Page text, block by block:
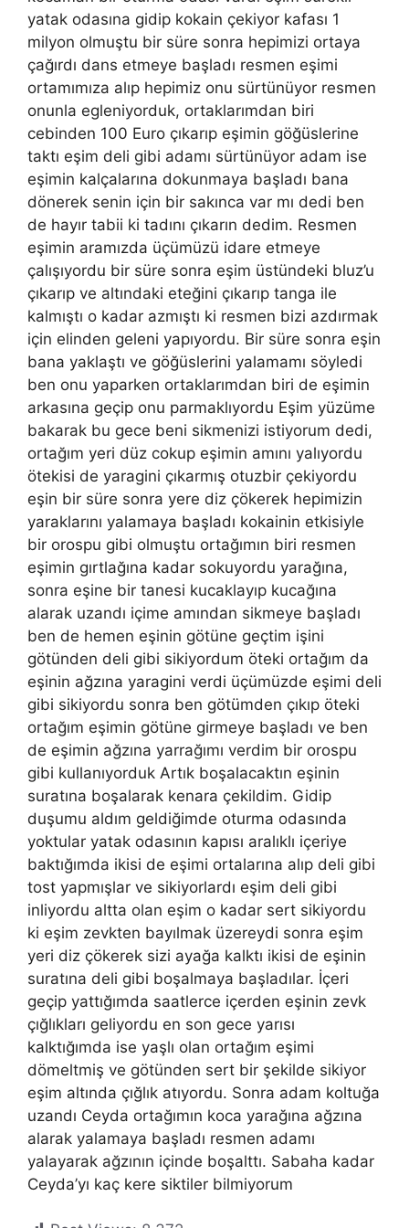
yatak odasına gidip kokain çekiyor kafası 1
milyon olmuştu bir süre sonra hepimizi ortaya
çağırdı dans etmeye başladı resmen eşimi
ortamımıza alıp hepimiz onu sürtünüyor resmen
onunla egleniyorduk, ortaklarımdan biri
cebinden 100 Euro çıkarıp eşimin göğüslerine
taktı eşim deli gibi adamı sürtünüyor adam ise
eşimin kalçalarına dokunmaya başladı bana
dönerek senin için bir sakınca var mı dedi ben
de hayır tabii ki tadını çıkarın dedim. Resmen
eşimin aramızda üçümüzü idare etmeye
çalışıyordu bir süre sonra eşim üstündeki bluz’u
çıkarıp ve altındaki eteğini çıkarıp tanga ile
kalmıştı o kadar azmıştı ki resmen bizi azdırmak
için elinden geleni yapıyordu. Bir süre sonra eşin
bana yaklaştı ve göğüslerini yalamamı söyledi
ben onu yaparken ortaklarımdan biri de eşimin
arkasına geçip onu parmaklıyordu Eşim yüzüme
bakarak bu gece beni sikmenizi istiyorum dedi,
ortağım yeri düz cokup eşimin amını yalıyordu
ötekisi de yaragini çıkarmış otuzbir çekiyordu
eşin bir süre sonra yere diz çökerek hepimizin
yaraklarını yalamaya başladı kokainin etkisiyle
bir orospu gibi olmuştu ortağımın biri resmen
eşimin gırtlağına kadar sokuyordu yarağına,
sonra eşine bir tanesi kucaklayıp kucağına
alarak uzandı içime amından sikmeye başladı
ben de hemen eşinin götüne geçtim işini
götünden deli gibi sikiyordum öteki ortağım da
eşinin ağzına yaragini verdi üçümüzde eşimi deli
gibi sikiyordu sonra ben götümden çıkıp öteki
ortağım eşimin götüne girmeye başladı ve ben
de eşimin ağzına yarrağımı verdim bir orospu
gibi kullanıyorduk Artık boşalacaktın eşinin
suratına boşalarak kenara çekildim. Gidip
duşumu aldım geldiğimde oturma odasında
yoktular yatak odasının kapısı aralıklı içeriye
baktığımda ikisi de eşimi ortalarına alıp deli gibi
tost yapmışlar ve sikiyorlardı eşim deli gibi
inliyordu altta olan eşim o kadar sert sikiyordu
ki eşim zevkten bayılmak üzereydi sonra eşim
yeri diz çökerek sizi ayağa kalktı ikisi de eşinin
suratına deli gibi boşalmaya başladılar. İçeri
geçip yattığımda saatlerce içerden eşinin zevk
çığlıkları geliyordu en son gece yarısı
kalktığımda ise yaşlı olan ortağım eşimi
dömeltmiş ve götünden sert bir şekilde sikiyor
eşim altında çığlık atıyordu. Sonra adam koltuğa
uzandı Ceyda ortağımın koca yarağına ağzına
alarak yalamaya başladı resmen adamı
yalayarak ağzının içinde boşalttı. Sabaha kadar
Ceyda’yı kaç kere siktiler bilmiyorum